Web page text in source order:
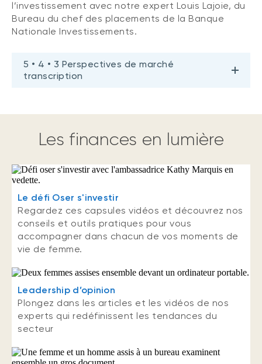
l’investissement avec notre expert Louis Lajoie, du
Bureau du chef des placements de la Banque
Nationale Investissements.
5 • 4 • 3 Perspectives de marché
transcription
Les finances en lumière
Le défi Oser s'investir
Regardez ces capsules vidéos et découvrez nos
conseils et outils pratiques pour vous
accompagner dans chacun de vos moments de
vie de femme.
Leadership d’opinion
Plongez dans les articles et les vidéos de nos
experts qui redéfinissent les tendances du
secteur